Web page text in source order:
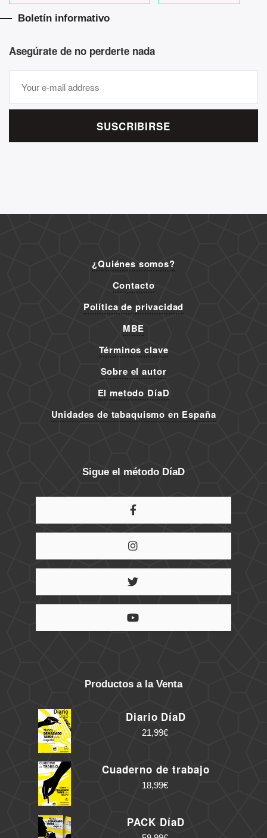
Boletín informativo
Asegúrate de no perderte nada
SUSCRIBIRSE
¿Quiénes somos?
Contacto
Política de privacidad
MBE
Términos clave
Sobre el autor
El metodo DíaD
Unidades de tabaquismo en España
Sigue el método DíaD
Productos a la Venta
Diario DíaD
21,99€
Cuaderno de trabajo
18,99€
PACK DíaD